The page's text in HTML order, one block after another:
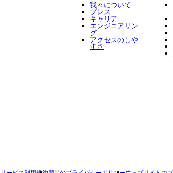
我々について
プレス
キャリア
エンジニアリン
グ
アクセスのしや
すさ